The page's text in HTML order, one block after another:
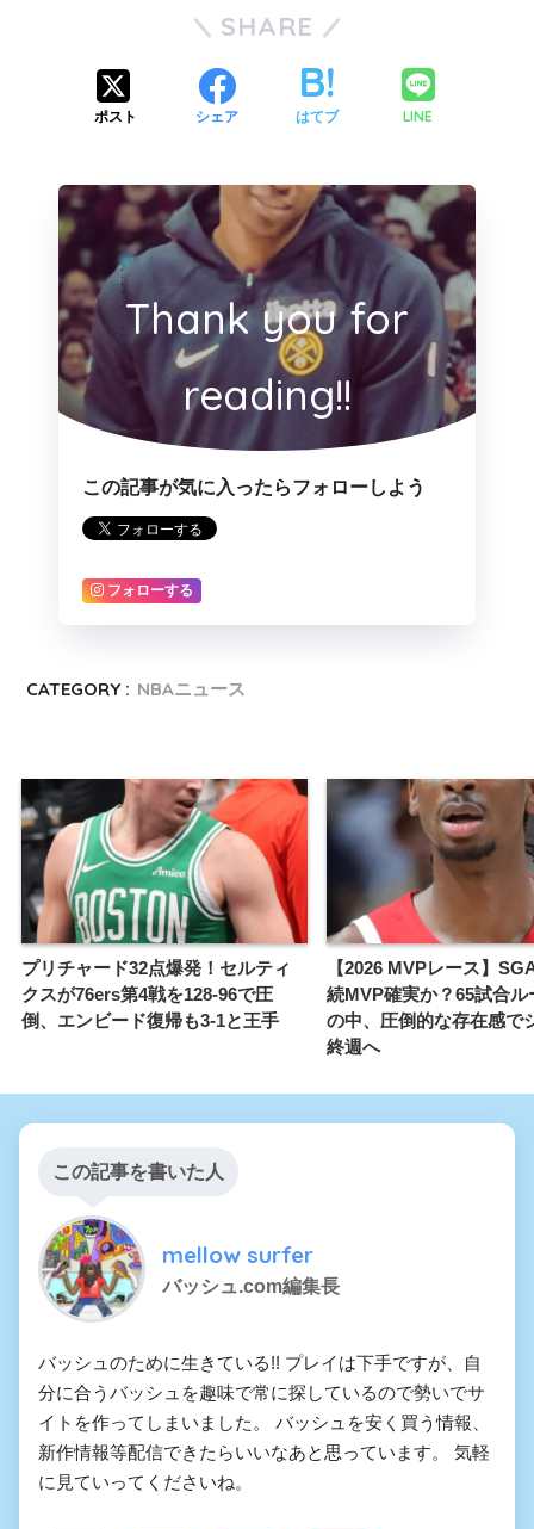
SHARE
ポスト シェア はてブ LINE
Thank you for
reading!!
この記事が気に入ったらフォローしよう
フォローする
CATEGORY : NBAニュース
プリチャード32点爆発！セルティ
クスが76ers第4戦を128-96で圧
倒、エンビード復帰も3-1と王手
【2026 MVPレース】
続MVP確実か？65試合ル
の中、圧倒的な存在感で
終週へ
この記事を書いた人
mellow surfer
バッシュ.com編集長
バッシュのために生きている!! プレイは下手ですが、自
分に合うバッシュを趣味で常に探しているので勢いでサ
イトを作ってしまいました。 バッシュを安く買う情報、
新作情報等配信できたらいいなあと思っています。 気軽
に見ていってくださいね。